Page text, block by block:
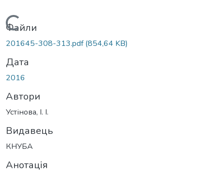
Вантажиться...
Файли
201645-308-313.pdf(854,64 KB)
Дата
2016
Автори
Устінова, І. І.
Видавець
КНУБА
Анотація